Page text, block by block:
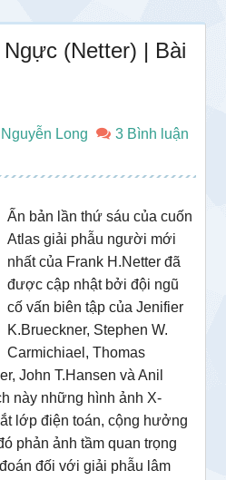
(Netter) | Bài
Long
3 Bình luận
Ấn bản lần thứ sáu của cuốn
Atlas giải phẫu người mới
nhất của Frank H.Netter đã
được cập nhật bởi đội ngũ
cố vấn biên tập của Jenifier
K.Brueckner, Stephen W.
Carmichiael, Thomas
John T.Hansen và Anil
này những hình ảnh X-
lớp điện toán, cộng hưởng
phản ảnh tầm quan trọng
đối với giải phẫu lâm